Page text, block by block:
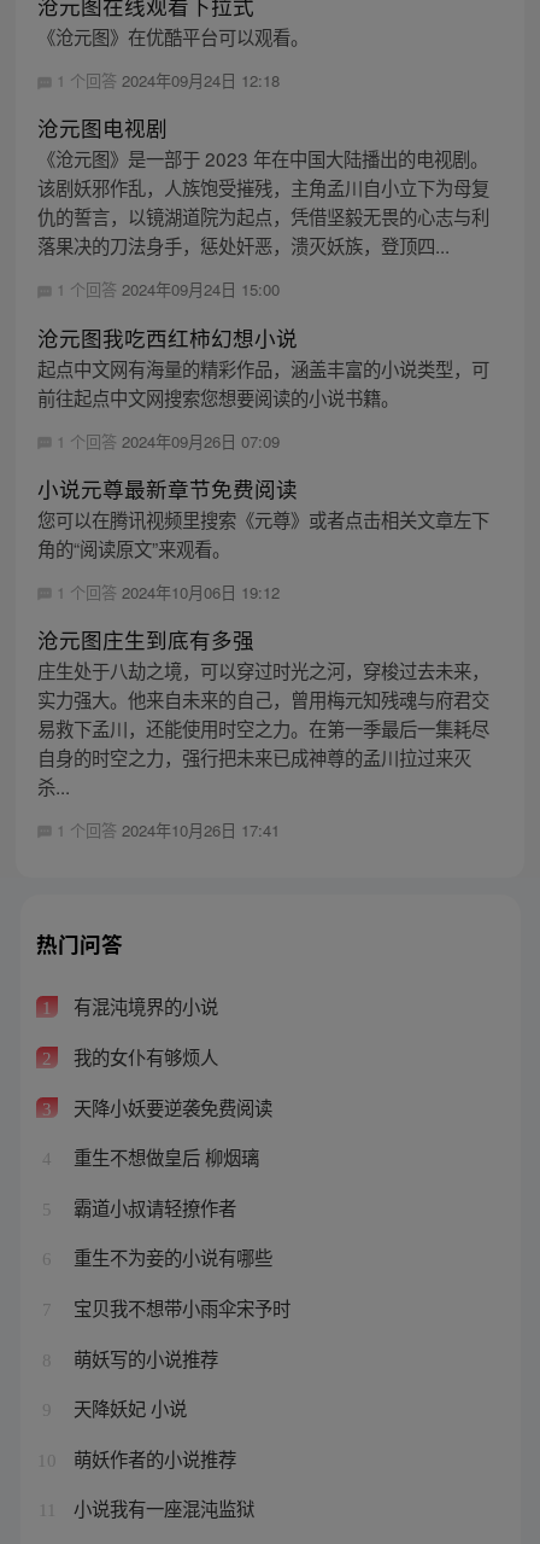
《沧元图》在优酷平台可以观看。
1 个回答 2024年09月24日 12:18
沧元图电视剧
《沧元图》是一部于 2023 年在中国大陆播出的电视剧。
该剧妖邪作乱，人族饱受摧残，主角孟川自小立下为母复
仇的誓言，以镜湖道院为起点，凭借坚毅无畏的心志与利
落果决的刀法身手，惩处奸恶，溃灭妖族，登顶四...
1 个回答 2024年09月24日 15:00
沧元图我吃西红柿幻想小说
起点中文网有海量的精彩作品，涵盖丰富的小说类型，可
前往起点中文网搜索您想要阅读的小说书籍。
1 个回答 2024年09月26日 07:09
小说元尊最新章节免费阅读
您可以在腾讯视频里搜索《元尊》或者点击相关文章左下
角的“阅读原文”来观看。
1 个回答 2024年10月06日 19:12
沧元图庄生到底有多强
庄生处于八劫之境，可以穿过时光之河，穿梭过去未来，
实力强大。他来自未来的自己，曾用梅元知残魂与府君交
易救下孟川，还能使用时空之力。在第一季最后一集耗尽
自身的时空之力，强行把未来已成神尊的孟川拉过来灭
杀...
1 个回答 2024年10月26日 17:41
热门问答
1 有混沌境界的小说
2 我的女仆有够烦人
3 天降小妖要逆袭免费阅读
4 重生不想做皇后 柳烟璃
5 霸道小叔请轻撩作者
6 重生不为妾的小说有哪些
7 宝贝我不想带小雨伞宋予时
8 萌妖写的小说推荐
9 天降妖妃 小说
10 萌妖作者的小说推荐
小说我有一座混沌监狱